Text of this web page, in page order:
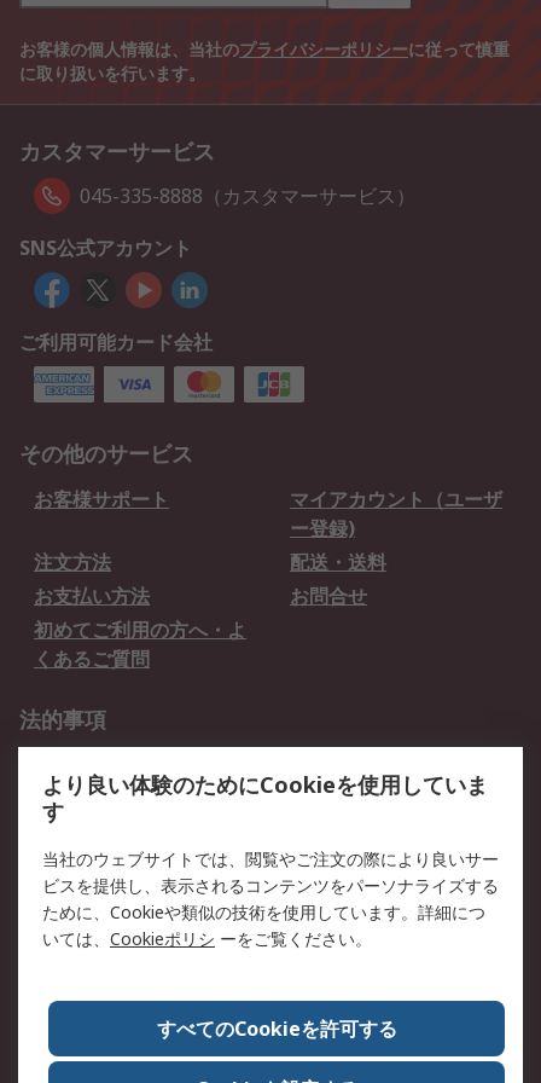
お客様の個人情報は、当社のプライバシーポリシーに従って慎重
に取り扱いを行います。
カスタマーサービス
045-335-8888（カスタマーサービス）
SNS公式アカウント
ご利用可能カード会社
その他のサービス
お客様サポート
マイアカウント（ユーザ
ー登録)
注文方法
配送・送料
お支払い方法
お問合せ
初めてご利用の方へ・よ
くあるご質問
法的事項
クッキーポリシー
RSについて
会社概要
採用情報
プレスリリース＆お知ら
コーポレートサイト
全世界のRS
RSの歴史
ESGへの取り組み（英語）
認証について
より良い体験のためにCookieを使用していま
す
当社のウェブサイトでは、閲覧やご注文の際により良いサー
ビスを提供し、表示されるコンテンツをパーソナライズする
ために、Cookieや類似の技術を使用しています。詳細につ
いては、 Cookieポリシ ーをご覧ください。
すべてのCookieを許可する